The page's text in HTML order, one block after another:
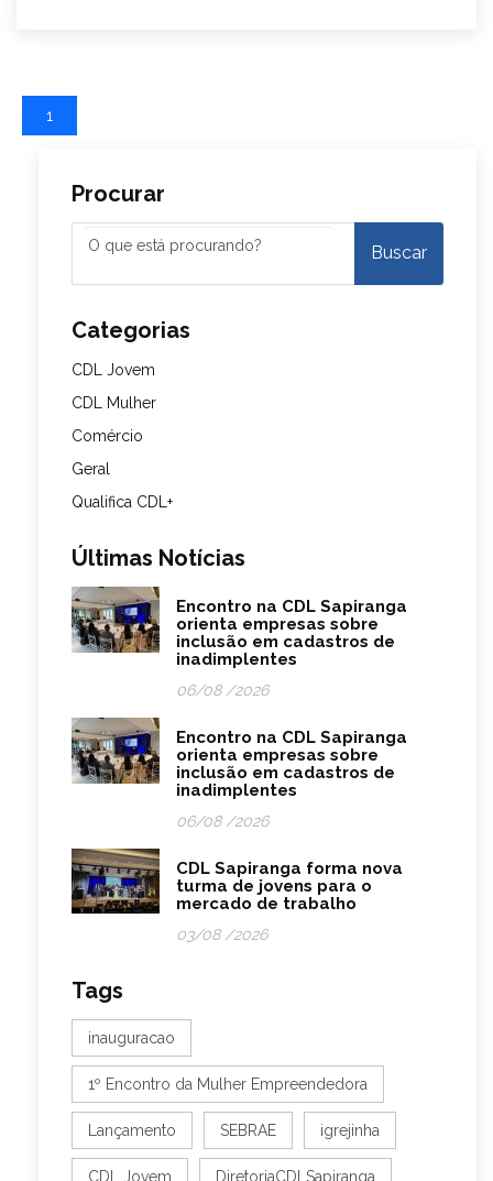
1
Procurar
Categorias
CDL Jovem
CDL Mulher
Comércio
Geral
Qualifica CDL+
Últimas Notícias
Encontro na CDL Sapiranga
orienta empresas sobre
inclusão em cadastros de
inadimplentes
06/08 /2026
Encontro na CDL Sapiranga
orienta empresas sobre
inclusão em cadastros de
inadimplentes
06/08 /2026
CDL Sapiranga forma nova
turma de jovens para o
mercado de trabalho
03/08 /2026
Tags
inauguracao
1º Encontro da Mulher Empreendedora
Lançamento SEBRAE igrejinha
CDL Jovem DiretoriaCDLSapiranga